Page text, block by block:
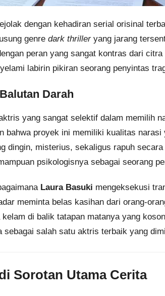
dengan kehadiran serial orisinal
genre dark thrilleryang jarang
peran yang sangat kontras dari
labirin pikiran seorang penyintas
Darah
yang sangat selektif dalam memilih
bahwa proyek ini memiliki kualitas narasi
dingin, misterius, sekaligus rapuh
psikologisnya sebagai seorang
Laura Basuki mengeksekusi
meminta belas kasihan dari orang-
di balik tatapan matanya yang
salah satu aktris terbaik yang
Sorotan Utama Cerita